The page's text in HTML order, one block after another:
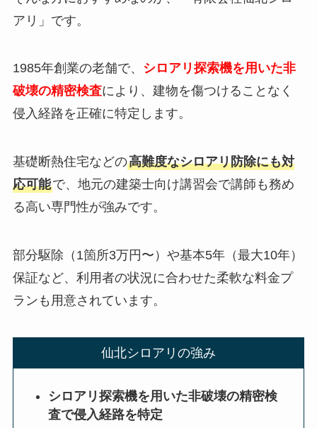
アリ」です。
1985年創業の老舗で、 シロアリ探索機を用いた非
破壊の精密検査により、建物を傷つけることなく
侵入経路を正確に特定します。
基礎断熱住宅などの高難度なシロアリ防除にも対
応可能で、地元の建築士向け講習会で講師も務め
る高い専門性が強みです。
部分駆除（1箇所3万円〜）や基本5年（最大10年）
保証など、利用者の状況に合わせた柔軟な料金プ
ランも用意されています。
仙北シロアリの強み
シロアリ探索機を用いた非破壊の精密検
査で侵入経路を特定